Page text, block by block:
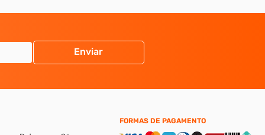
Enviar
FORMAS DE PAGAMENTO